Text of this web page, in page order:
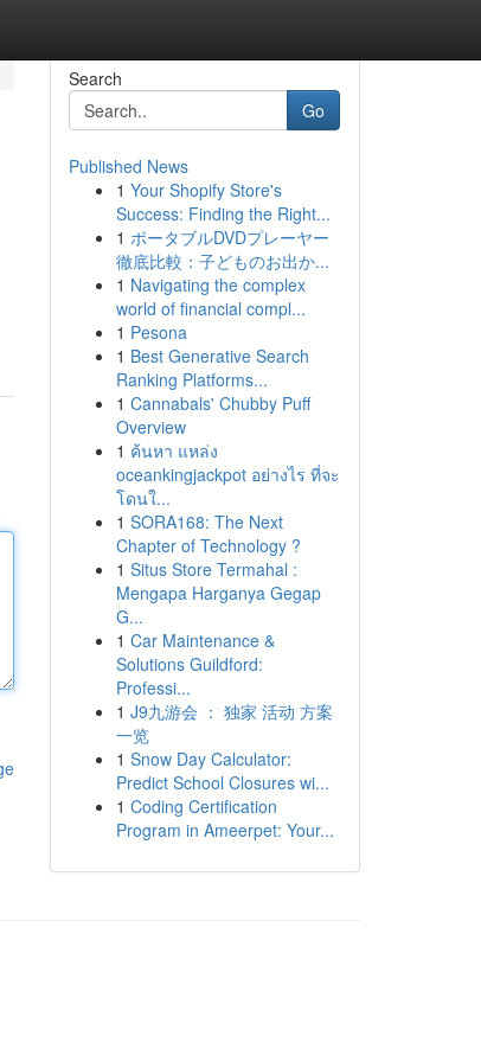
Search
Go
Published News
1 Your Shopify Store's
Success: Finding the Right...
1 ポータブルDVDプレーヤー
徹底比較：子どものお出か...
1 Navigating the complex
world of financial compl...
1 Pesona
1 Best Generative Search
Ranking Platforms...
1 Cannabals' Chubby Puff
Overview
1 ค้นหา แหล่ง
oceankingjackpot อย่างไร ที่จะ
โดนใ...
1 SORA168: The Next
Chapter of Technology ?
1 Situs Store Termahal :
Mengapa Harganya Gegap
G...
1 Car Maintenance &
Solutions Guildford:
Professi...
1 J9九游会 ： 独家 活动 方案
一览
1 Snow Day Calculator:
Predict School Closures wi...
1 Coding Certification
Program in Ameerpet: Your...